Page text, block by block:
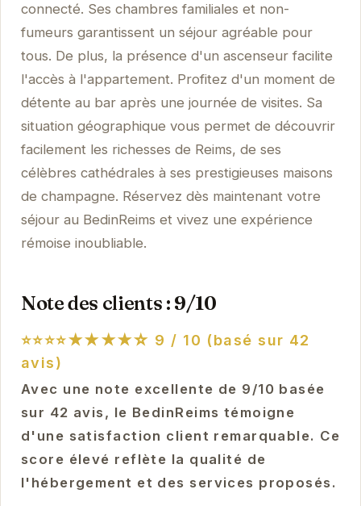
connecté. Ses chambres familiales et non-
fumeurs garantissent un séjour agréable pour
tous. De plus, la présence d'un ascenseur facilite
l'accès à l'appartement. Profitez d'un moment de
détente au bar après une journée de visites. Sa
situation géographique vous permet de découvrir
facilement les richesses de Reims, de ses
célèbres cathédrales à ses prestigieuses maisons
de champagne. Réservez dès maintenant votre
séjour au BedinReims et vivez une expérience
rémoise inoubliable.
Note des clients : 9/10
⭐⭐⭐⭐★★★★☆ 9 / 10 (basé sur 42
avis)
Avec une note excellente de 9/10 basée
sur 42 avis, le BedinReims témoigne
d'une satisfaction client remarquable. Ce
score élevé reflète la qualité de
l'hébergement et des services proposés.